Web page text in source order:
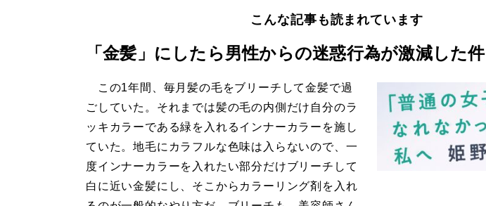
こんな記事も読まれています
「金髪」にしたら男性からの迷惑行為が激減した件
この1年間、毎月髪の毛をブリーチして金髪で過
ごしていた。それまでは髪の毛の内側だけ自分のラ
ッキカラーである緑を入れるインナーカラーを施し
ていた。地毛にカラフルな色味は入らないので、一
度インナーカラーを入れたい部分だけブリーチして
白に近い金髪にし、そこからカラーリング剤を入れ